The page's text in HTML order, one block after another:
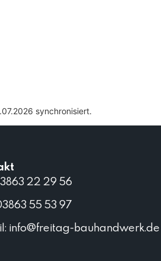
synchronisiert.
22 29 56
55 53 97
info@freitag-bauhandwerk.de